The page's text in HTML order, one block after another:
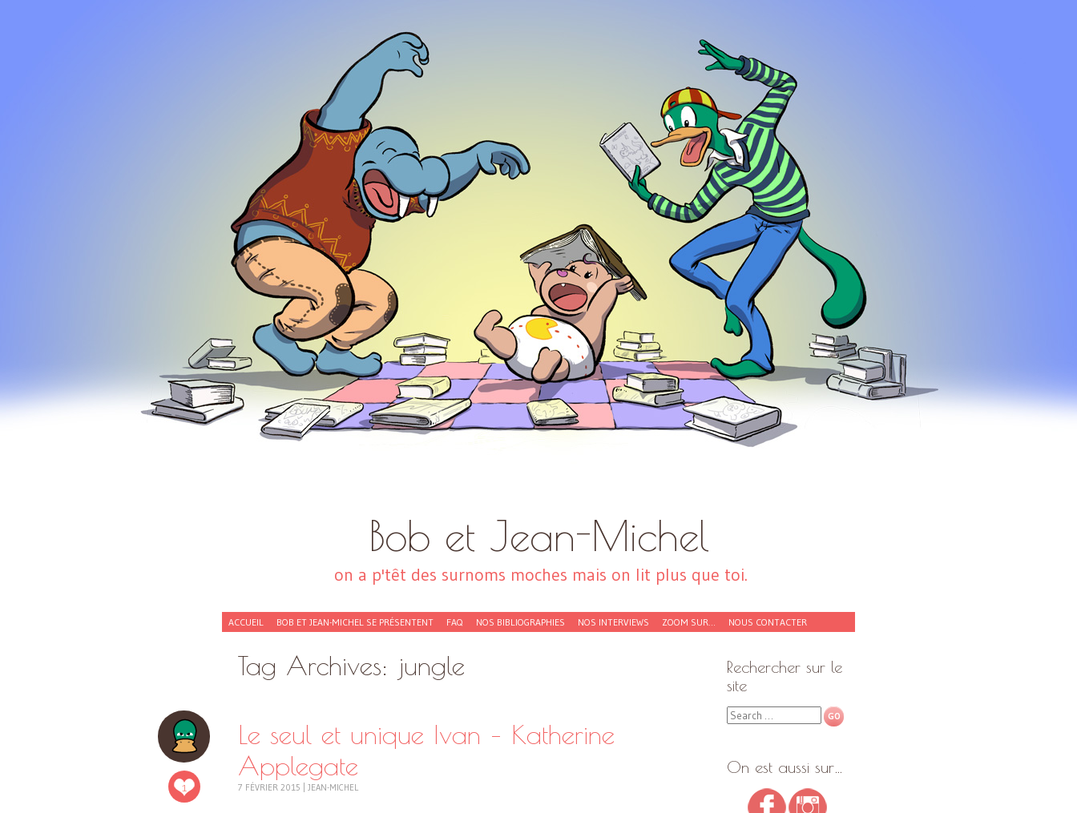
Bob et Jean-Michel
on a p'têt des surnoms moches mais on lit plus que toi.
SKIP
TO
ACCUEIL BOB ET JEAN-MICHEL SE PRÉSENTENT FAQ NOS BIBLIOGRAPHIES NOS INTERVIEWS ZOOM SUR… NOUS CONTACTER
Tag Archives: jungle
1
Le seul et unique Ivan – Katherine
Applegate
7 FÉVRIER 2015 JEAN-MICHEL
Rechercher sur le
site
Search
On est aussi sur…